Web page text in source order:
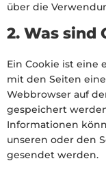
über die
2. Was sind
Ein Cookie ist eine
mit den Seiten
Webbrowser auf
gespeichert
Informationen
unseren oder den
gesendet werden.